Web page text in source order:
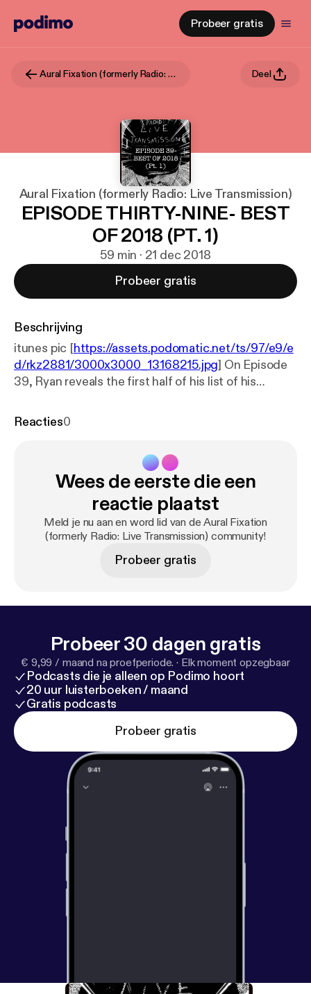
Probeer gratis
Aural Fixation (formerly Radio: Live Transmission) Deel
Aural Fixation (formerly Radio: Live Transmission)
EPISODE THIRTY-NINE- BEST
OF 2018 (PT. 1)
59 min · 21 dec 2018
Probeer gratis
Beschrijving
itunes pic [https://assets.podomatic.net/ts/97/e9/e
d/rkz2881/3000x3000_13168215.jpg] On Episode
39, Ryan reveals the first half of his list of his
Reacties0
Wees de eerste die een
reactie plaatst
Meld je nu aan en word lid van de Aural Fixation
(formerly Radio: Live Transmission) community!
Probeer gratis
Probeer 30 dagen gratis
€ 9,99 / maand na proefperiode. · Elk moment opzegbaar
Podcasts die je alleen op Podimo hoort
20 uur luisterboeken / maand
Gratis podcasts
Probeer gratis